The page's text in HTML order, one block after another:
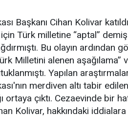
Başkanı Cihan Kolivar
Türk milletine “aptal”
Bu olayın ardından
Milletini alenen aşağılama”
Yapılan
merdiven altı tabir
ortaya çıktı. Cezaevinde bir
Kolivar, hakkındaki